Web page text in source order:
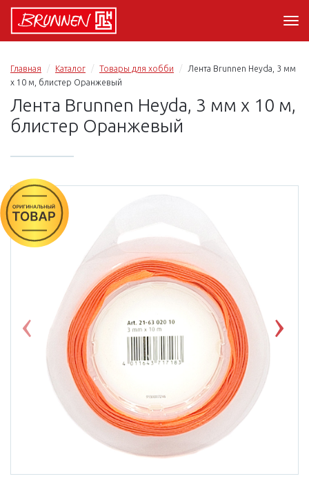
Главная Каталог Товары для хобби
Лента Brunnen Heyda, 3 мм
х 10 м, блистер Оранжевый
Лента Brunnen Heyda, 3 мм х 10 м,
блистер Оранжевый
Previous